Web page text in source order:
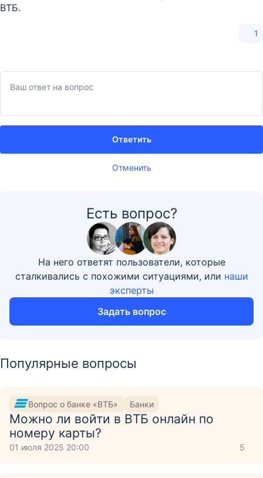
ВТБ.
1
Отменить
Ответить
Есть вопрос?
На него ответят пользователи, которые
сталкивались с похожими ситуациями, или наши
эксперты
Задать вопрос
Популярные вопросы
Вопрос о банке «ВТБ» Банки
Можно ли войти в ВТБ онлайн по
номеру карты?
01 июля 2025 20:00 5